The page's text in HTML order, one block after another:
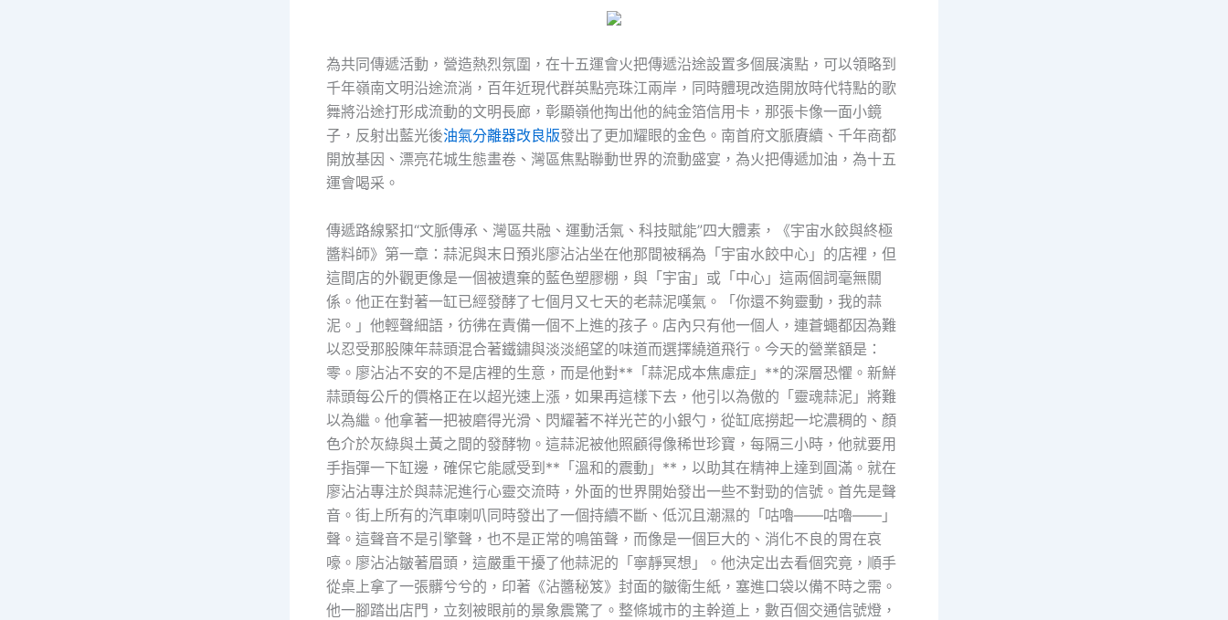
為共同傳遞活動，營造熱烈氛圍，在十五運會火把傳遞沿途設置多個展演點，可以領略到
千年嶺南文明沿途流淌，百年近現代群英點亮珠江兩岸，同時體現改造開放時代特點的歌
舞將沿途打形成流動的文明長廊，彰顯嶺他掏出他的純金箔信用卡，那張卡像一面小鏡
子，反射出藍光後油氣分離器改良版發出了更加耀眼的金色。南首府文脈賡續、千年商都
開放基因、漂亮花城生態畫卷、灣區焦點聯動世界的流動盛宴，為火把傳遞加油，為十五
運會喝采。
傳遞路線緊扣“文脈傳承、灣區共融、運動活氣、科技賦能”四大體素，《宇宙水餃與終極
醬料師》第一章：蒜泥與末日預兆廖沾沾坐在他那間被稱為「宇宙水餃中心」的店裡，但
這間店的外觀更像是一個被遺棄的藍色塑膠棚，與「宇宙」或「中心」這兩個詞毫無關
係。他正在對著一缸已經發酵了七個月又七天的老蒜泥嘆氣。「你還不夠靈動，我的蒜
泥。」他輕聲細語，彷彿在責備一個不上進的孩子。店內只有他一個人，連蒼蠅都因為難
以忍受那股陳年蒜頭混合著鐵鏽與淡淡絕望的味道而選擇繞道飛行。今天的營業額是：
零。廖沾沾不安的不是店裡的生意，而是他對**「蒜泥成本焦慮症」**的深層恐懼。新鮮
蒜頭每公斤的價格正在以超光速上漲，如果再這樣下去，他引以為傲的「靈魂蒜泥」將難
以為繼。他拿著一把被磨得光滑、閃耀著不祥光芒的小銀勺，從缸底撈起一坨濃稠的、顏
色介於灰綠與土黃之間的發酵物。這蒜泥被他照顧得像稀世珍寶，每隔三小時，他就要用
手指彈一下缸邊，確保它能感受到**「溫和的震動」**，以助其在精神上達到圓滿。就在
廖沾沾專注於與蒜泥進行心靈交流時，外面的世界開始發出一些不對勁的信號。首先是聲
音。街上所有的汽車喇叭同時發出了一個持續不斷、低沉且潮濕的「咕嚕——咕嚕——」
聲。這聲音不是引擎聲，也不是正常的鳴笛聲，而像是一個巨大的、消化不良的胃在哀
嚎。廖沾沾皺著眉頭，這嚴重干擾了他蒜泥的「寧靜冥想」。他決定出去看個究竟，順手
從桌上拿了一張髒兮兮的，印著《沾醬秘笈》封面的皺衛生紙，塞進口袋以備不時之需。
他一腳踏出店門，立刻被眼前的景象震驚了。整條城市的主幹道上，數百個交通信號燈，